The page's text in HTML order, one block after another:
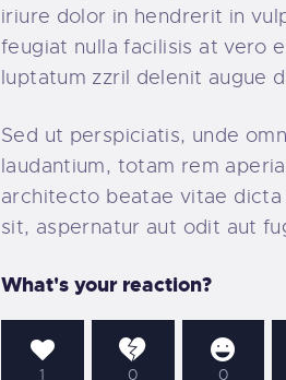
iriure dolor in hendrerit in
feugiat nulla facilisis at vero
luptatum zzril delenit augue
Sed ut perspiciatis, unde
laudantium, totam rem
architecto beatae vitae dicta
sit, aspernatur aut odit aut
What's your reaction?
1
0
0